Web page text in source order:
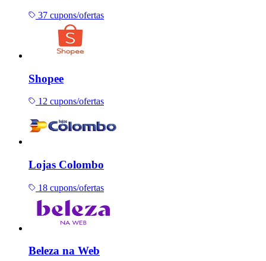
37 cupons/ofertas
Shopee
12 cupons/ofertas
Lojas Colombo
18 cupons/ofertas
Beleza na Web